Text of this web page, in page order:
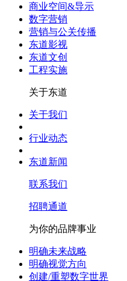
商业空间&导示
数字营销
营销与公关传播
东道影视
东道文创
工程实施
关于东道
关于我们
行业动态
东道新闻
联系我们
招聘通道
为你的品牌事业
明确未来战略
明确视觉方向
创建/重塑数字世界